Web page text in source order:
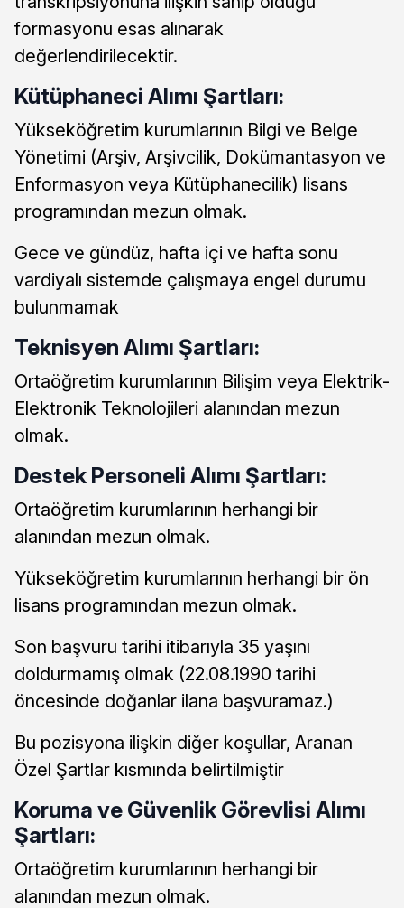
formasyonu esas alınarak
değerlendirilecektir.
Kütüphaneci Alımı Şartları:
Yükseköğretim kurumlarının Bilgi ve Belge
Yönetimi (Arşiv, Arşivcilik, Dokümantasyon ve
Enformasyon veya Kütüphanecilik) lisans
programından mezun olmak.
Gece ve gündüz, hafta içi ve hafta sonu
vardiyalı sistemde çalışmaya engel durumu
bulunmamak
Teknisyen Alımı Şartları:
Ortaöğretim kurumlarının Bilişim veya Elektrik-
Elektronik Teknolojileri alanından mezun
olmak.
Destek Personeli Alımı Şartları:
Ortaöğretim kurumlarının herhangi bir
alanından mezun olmak.
Yükseköğretim kurumlarının herhangi bir ön
lisans programından mezun olmak.
Son başvuru tarihi itibarıyla 35 yaşını
doldurmamış olmak (22.08.1990 tarihi
öncesinde doğanlar ilana başvuramaz.)
Bu pozisyona ilişkin diğer koşullar, Aranan
Özel Şartlar kısmında belirtilmiştir
Koruma ve Güvenlik Görevlisi Alımı
Şartları:
Ortaöğretim kurumlarının herhangi bir
alanından mezun olmak.